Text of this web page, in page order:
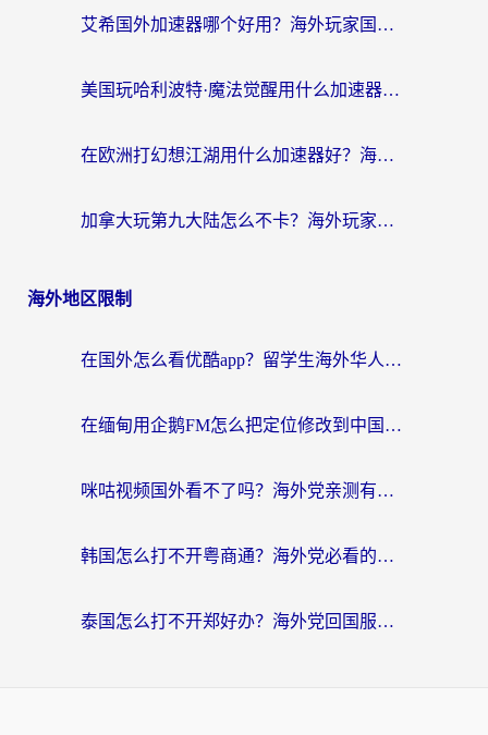
艾希国外加速器哪个好用？海外玩家国服游戏畅玩终极指南（附欧洲玩鸣潮街头篮球实测）
美国玩哈利波特·魔法觉醒用什么加速器？告别延迟的终极指南（含免费QQ炫舞方案+印尼妄想山海秘籍）
在欧洲打幻想江湖用什么加速器好？海外玩家国服游戏畅玩指南
加拿大玩第九大陆怎么不卡？海外玩家国服游戏加速全攻略（附足球世界萤火突击实测）
海外地区限制
在国外怎么看优酷app？留学生海外华人必看的无限制追剧指南
在缅甸用企鹅FM怎么把定位修改到中国国内？海外党解决地域限制的实用指南
咪咕视频国外看不了吗？海外党亲测有效的回国加速解决方案
韩国怎么打不开粤商通？海外党必看的回国加速器选择指南（附加拿大农行俄罗斯有缘网解决方案）
泰国怎么打不开郑好办？海外党回国服务+影音追剧全搞定的实用指南